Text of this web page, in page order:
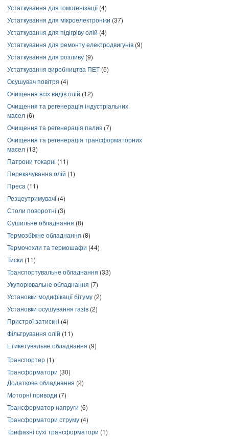
Устаткування для гомогенізації(4)
Устаткування для мікроелектроніки (37)
Устаткування для підігріву олій (4)
Устаткування для ремонту електродвигунів (9)
Устаткування для розливу (9)
Устаткування виробництва ПЕТ (5)
Осушувач повітря (4)
Очищення всіх видів олій (12)
Очищення та регенерація індустріальних
масел (6)
Очищення та регенерація палив (7)
Очищення та регенерація трансформаторних
масел (13)
Патрони токарні (11)
Перекачування олій (1)
Преса (11)
Резцеутримувачі (4)
Столи поворотні (3)
Сушильне обладнання (8)
Термозбіжне обладнання (8)
Термочохли та термошафи (44)
Тиски (11)
Транспортувальне обладнання (33)
Укупорювальне обладнання (7)
Установки модифікації бітуму (2)
Установки осушування газів (2)
Пристрої затискні (4)
Фільтрування олій (11)
Етикетувальне обладнання (9)
Транспортер (1)
Трансформатори (30)
Додаткове обладнання (2)
Моторні приводи (7)
Трансформатор напруги (6)
Трансформатори струму (4)
Трифазні сухі трансформатори (1)